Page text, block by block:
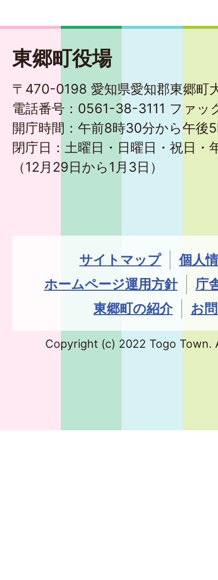
東郷町役場
〒470-0198 愛知県愛知郡東郷町
電話番号：0561-38-3111 ファ
開庁時間：午前8時30分から午後
閉庁日：土曜日・日曜日・祝日・
（12月29日から1月3日）
サイトマップ
個人
ホームページ運用方針
庁
東郷町の紹介
お
Copyright (c) 2022 Togo Town.